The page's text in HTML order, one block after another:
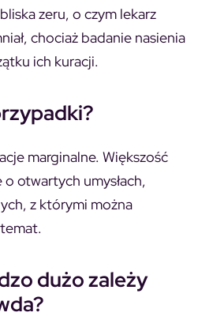
zeru, o czym lekarz
chociaż badanie nasienia
ich kuracji.
marginalne. Większość
otwartych umysłach,
z którymi można
dużo zależy